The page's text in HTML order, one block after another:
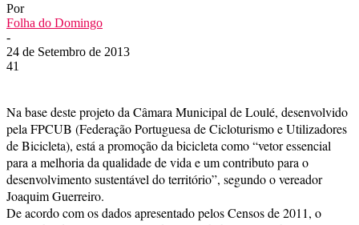
Por
Folha do Domingo
-
24 de Setembro de 2013
41
Na base deste projeto da Câmara Municipal de Loulé, desenvolvido
pela FPCUB (Federação Portuguesa de Cicloturismo e Utilizadores
de Bicicleta), está a promoção da bicicleta como “vetor essencial
para a melhoria da qualidade de vida e um contributo para o
desenvolvimento sustentável do território”, segundo o vereador
Joaquim Guerreiro.
De acordo com os dados apresentado pelos Censos de 2011, o